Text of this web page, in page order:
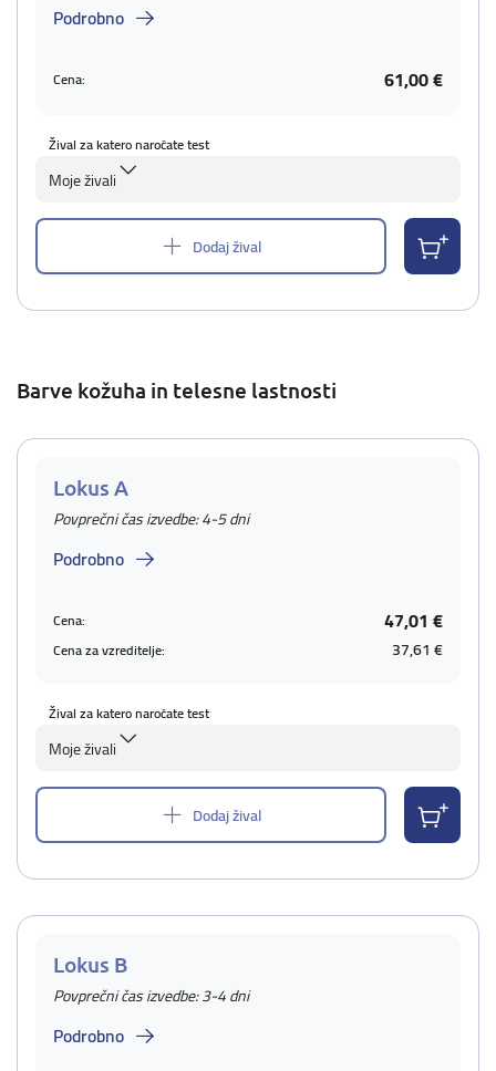
Podrobno
Cena: 61,00 €
Žival za katero naročate test
Moje živali
Dodaj žival
Barve kožuha in telesne lastnosti
Lokus A
Povprečni čas izvedbe: 4-5 dni
Podrobno
Cena: 47,01 €
Cena za vzreditelje: 37,61 €
Žival za katero naročate test
Moje živali
Dodaj žival
Lokus B
Povprečni čas izvedbe: 3-4 dni
Podrobno